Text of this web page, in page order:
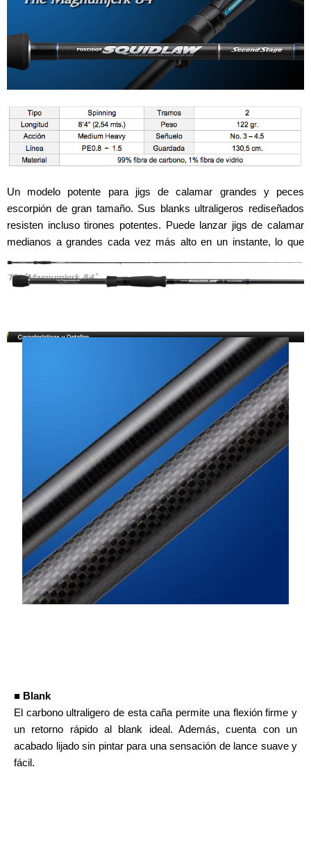
Un modelo potente para jigs de calamar grandes y peces
escorpión de gran tamaño. Sus blanks ultraligeros rediseñados
resisten incluso tirones potentes. Puede lanzar jigs de calamar
medianos a grandes cada vez más alto en un instante, lo que
resulta muy atractivo para los peces escorpión de gran tamaño.
■ Blank
El carbono ultraligero de esta caña permite una flexión firme y
un retorno rápido al blank ideal. Además, cuenta con un
acabado lijado sin pintar para una sensación de lance suave y
fácil.